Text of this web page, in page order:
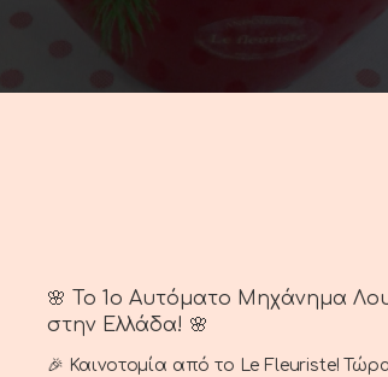
ceramic pot heart Orchid and Roses
🌸 Το 1ο Αυτόματο Μηχάνημα
στην Ελλάδα! 🌸
🎉 Καινοτομία από το Le Fleuriste!